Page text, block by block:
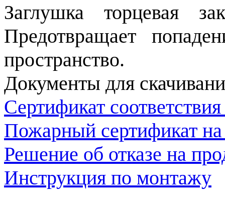
Заглушка торцевая
Предотвращает
пространство.
Документы для
Сертификат
Пожарный сертификат
Решение об отказе на
Инструкция по монтажу